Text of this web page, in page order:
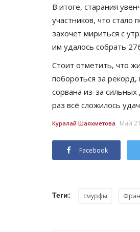
В итоге, старания
участников, что
захочет мириться с
им удалось собрать
Стоит отметить, что
побороться за рекорд,
сорвана из-за
раз всё сложилось
Куралай Шаяхметова Май
Facebook
Теги: смурфы